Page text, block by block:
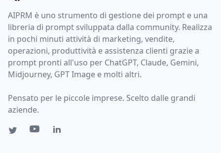
AIPRM è uno strumento di gestione dei prompt e una
libreria di prompt sviluppata dalla community. Realizza
in pochi minuti attività di marketing, vendite,
operazioni, produttività e assistenza clienti grazie a
prompt pronti all'uso per ChatGPT, Claude, Gemini,
Midjourney, GPT Image e molti altri.
Pensato per le piccole imprese. Scelto dalle grandi
aziende.